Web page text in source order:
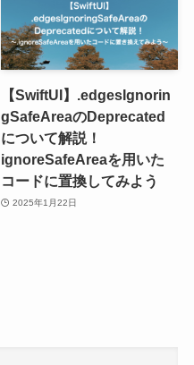
【SwiftUI】.edgesIgnorin
gSafeAreaのDeprecated
について解説！
ignoreSafeAreaを用いた
コードに置換してみよう
2025年1月22日